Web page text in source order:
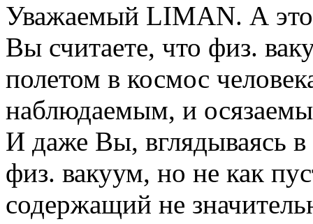
Уважаемый LIMAN. А это
Вы считаете, что физ.
полетом в космос
наблюдаемым, и
И даже Вы, вглядываясь
физ. вакуум, но не как
содержащий не